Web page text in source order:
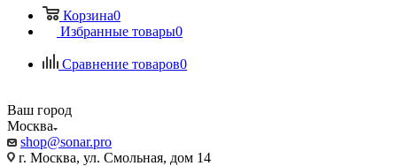
Корзина0
Избранные товары0
Сравнение товаров0
Ваш город
Москва
shop@sonar.pro
г. Москва, ул. Смольная, дом 14